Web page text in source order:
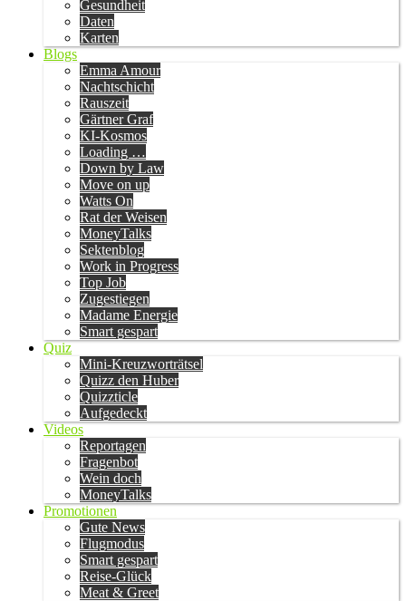
Gesundheit
Daten
Karten
Blogs
Emma Amour
Nachtschicht
Rauszeit
Gärtner Graf
KI-Kosmos
Loading …
Down by Law
Move on up
Watts On
Rat der Weisen
MoneyTalks
Sektenblog
Work in Progress
Top Job
Zugestiegen
Madame Energie
Smart gespart
Quiz
Mini-Kreuzworträtsel
Quizz den Huber
Quizzticle
Aufgedeckt
Videos
Reportagen
Fragenbot
Wein doch
MoneyTalks
Promotionen
Gute News
Flugmodus
Smart gespart
Reise-Glück
Meat & Greet